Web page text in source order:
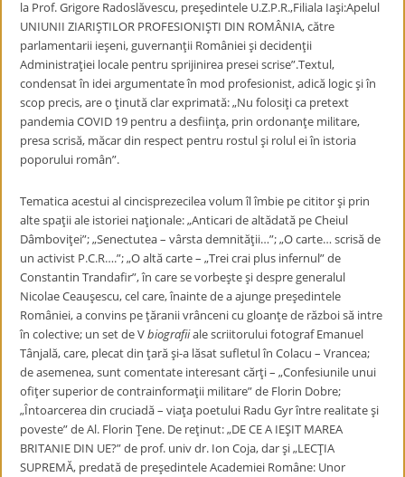
la Prof. Grigore Radoslăvescu, preşedintele U.Z.P.R.,Filiala Iaşi:Apelul
UNIUNII ZIARIŞTILOR PROFESIONIŞTI DIN ROMÂNIA, către
parlamentarii ieşeni, guvernanţii României şi decidenţii
Administraţiei locale pentru sprijinirea presei scrise”.Textul,
condensat în idei argumentate în mod profesionist, adică logic şi în
scop precis, are o ţinută clar exprimată: „Nu folosiţi ca pretext
pandemia COVID 19 pentru a desfiinţa, prin ordonanţe militare,
presa scrisă, măcar din respect pentru rostul şi rolul ei în istoria
poporului român”.
Tematica acestui al cincisprezecilea volum îl îmbie pe cititor şi prin
alte spaţii ale istoriei naţionale: „Anticari de altădată pe Cheiul
Dâmboviţei”; „Senectutea – vârsta demnităţii…”; „O carte… scrisă de
un activist P.C.R….”; „O altă carte – „Trei crai plus infernul” de
Constantin Trandafir”, în care se vorbeşte şi despre generalul
Nicolae Ceauşescu, cel care, înainte de a ajunge preşedintele
României, a convins pe ţăranii vrânceni cu gloanţe de război să intre
în colective; un set de Vbiografiiale scriitorului fotograf Emanuel
Tânjală, care, plecat din ţară şi-a lăsat sufletul în Colacu – Vrancea;
de asemenea, sunt comentate interesant cărţi – „Confesiunile unui
ofiţer superior de contrainformaţii militare” de Florin Dobre;
„Întoarcerea din cruciadă – viaţa poetului Radu Gyr între realitate şi
poveste” de Al. Florin Ţene. De reţinut: „DE CE A IEŞIT MAREA
BRITANIE DIN UE?” de prof. univ dr. Ion Coja, dar şi „LECŢIA
SUPREMĂ, predată de preşedintele Academiei Române: Unor